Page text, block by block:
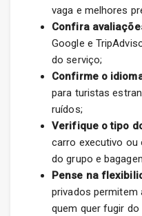
vaga e melhores
Confira
Google e
do serviço;
Confirme o
para turistas
ruídos;
Verifique o tipo
carro executivo ou
do grupo e
Pense na
privados permitem
quem quer fugir do